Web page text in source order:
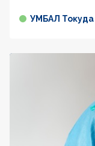
УМБАЛ Токуда